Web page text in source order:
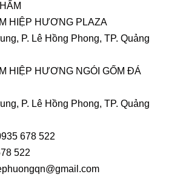
HIỆP HƯƠNG PLAZA
P. Lê Hồng Phong, TP. Quảng
HIỆP HƯƠNG NGÓI GỐM ĐÁ
P. Lê Hồng Phong, TP. Quảng
678 522
522